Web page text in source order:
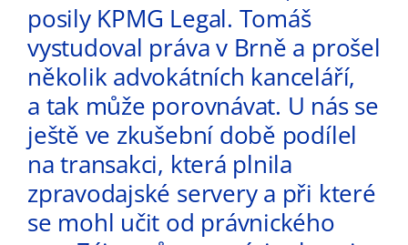
posily KPMG Legal. Tomáš
vystudoval práva v Brně a prošel
několik advokátních kanceláří,
a tak může porovnávat. U nás se
ještě ve zkušební době podílel
na transakci, která plnila
zpravodajské servery a při které
se mohl učit od právnického